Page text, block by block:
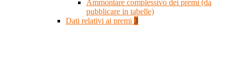
Ammontare complessivo dei premi (da
pubblicare in tabelle)
Dati relativi ai premi 3